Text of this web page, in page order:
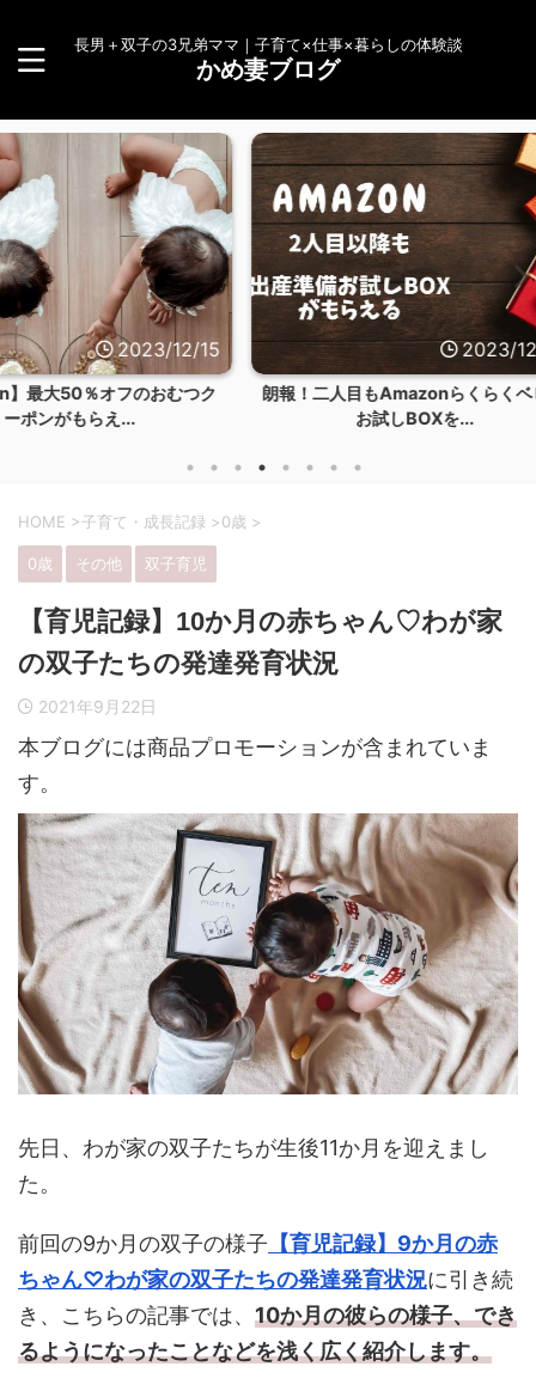
長男＋双子の3兄弟ママ｜子育て×仕事×暮らしの体験談
かめ妻ブログ
12/15
むつク
2023/12/14
朗報！二人目もAmazonらくらくベビー
【体験談
HOME >子育て・成長記録 >0歳 >
0歳 その他 双子育児
【育児記録】10か月の赤ちゃん♡わが家
の双子たちの発達発育状況
2021年9月22日
本ブログには商品プロモーションが含まれていま
す。
先日、わが家の双子たちが生後11か月を迎えまし
た。
前回の9か月の双子の様子 【育児記録】9か月の赤
ちゃん♡わが家の双子たちの発達発育状況に引き続
き、こちらの記事では、 10か月の彼らの様子、でき
るようになったことなどを浅く広く紹介します。